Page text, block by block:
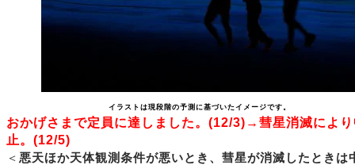
イラストは現段階の予測に基づいたイメージです。
おかげさまで定員に達しました。(12/3)→彗星消滅によ
止。(12/5)
＜ 悪天ほか天体観測条件が悪いとき、彗星が消滅したときは